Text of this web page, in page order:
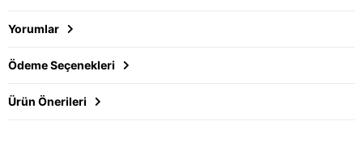
Yorumlar
Ödeme Seçenekleri
Ürün Önerileri